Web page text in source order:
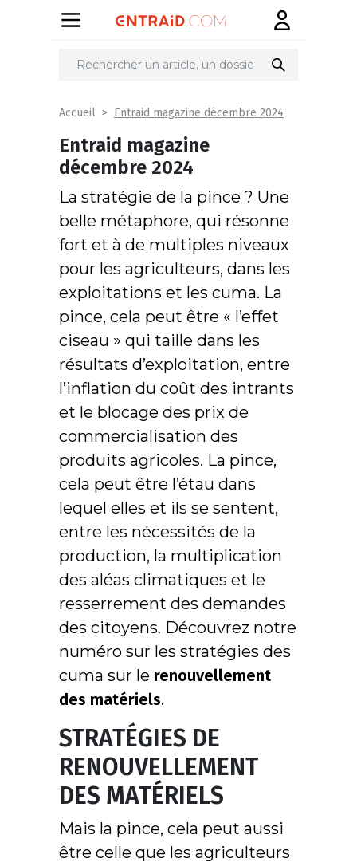
Accueil Entraid magazine décembre 2024
Entraid magazine
décembre 2024
La stratégie de la pince ? Une
belle métaphore, qui résonne
fort et à de multiples niveaux
pour les agriculteurs, dans les
exploitations et les cuma. La
pince, cela peut être « l’effet
ciseau » qui taille dans les
résultats d’exploitation, entre
l’inflation du coût des intrants
et le blocage des prix de
commercialisation des
produits agricoles. La pince,
cela peut être l’étau dans
lequel elles et ils se sentent,
entre les nécessités de la
production, la multiplication
des aléas climatiques et le
resserrement des demandes
des citoyens. Découvrez notre
numéro sur les stratégies des
cuma sur le renouvellement
des matériels.
STRATÉGIES DE
RENOUVELLEMENT
DES MATÉRIELS
Mais la pince, cela peut aussi
être celle que les agriculteurs